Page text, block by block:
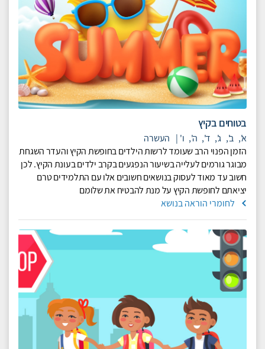
בטוחים בקיץ
א', ב', ג', ד', ה', ו' | העשרה
הזמן הפנוי הרב שעומד לרשות הילדים בחופשת הקיץ והעדר השגחת
מבוגר גורמים לעלייה בשיעור הנפגעים בקרב ילדים בעונת הקיץ. לכן
חשוב עד מאוד לעסוק בנושאים חשובים אלו עם התלמידים טרם
יציאתם לחופשת הקיץ על מנת להבטיח את שלומם
לחומרי הוראה בנושא